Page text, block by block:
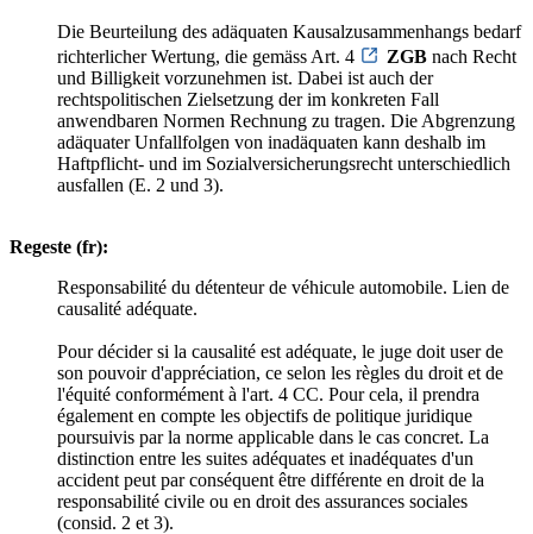
Die Beurteilung des adäquaten Kausalzusammenhangs bedarf
richterlicher Wertung, die gemäss Art. 4
ZGB nach Recht
und Billigkeit vorzunehmen ist. Dabei ist auch der
rechtspolitischen Zielsetzung der im konkreten Fall
anwendbaren Normen Rechnung zu tragen. Die Abgrenzung
adäquater Unfallfolgen von inadäquaten kann deshalb im
Haftpflicht- und im Sozialversicherungsrecht unterschiedlich
ausfallen (E. 2 und 3).
Regeste (fr):
Responsabilité du détenteur de véhicule automobile. Lien de
causalité adéquate.
Pour décider si la causalité est adéquate, le juge doit user de
son pouvoir d'appréciation, ce selon les règles du droit et de
l'équité conformément à l'art. 4 CC. Pour cela, il prendra
également en compte les objectifs de politique juridique
poursuivis par la norme applicable dans le cas concret. La
distinction entre les suites adéquates et inadéquates d'un
accident peut par conséquent être différente en droit de la
responsabilité civile ou en droit des assurances sociales
(consid. 2 et 3).